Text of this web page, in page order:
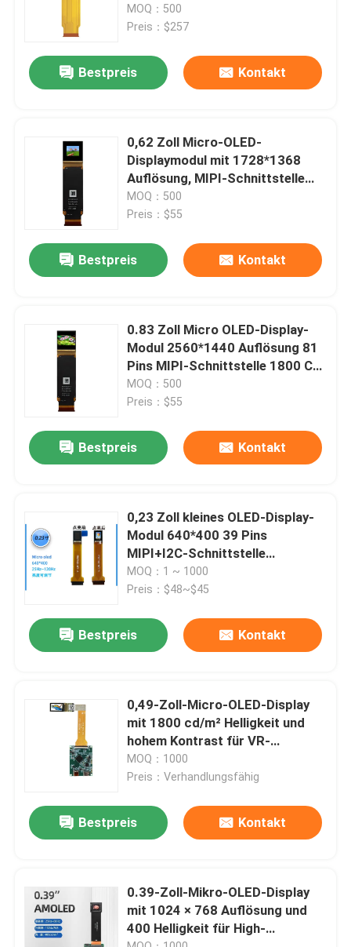
Produkte
VR-Show
Fabrik-Ausflug
Treten Sie mit uns in Verbindung
Fordern Sie ein Zitat
Anzeige LCD TFT
für eine optimale Anzeige
MOQ：500
Preis：$257
Bestpreis Kontakt
0,62 Zoll Micro-OLED-
Displaymodul mit 1728*1368
Auflösung, MIPI-Schnittstelle
und 1800 cd/m² Helligkeit
MOQ：500
Preis：$55
Bestpreis Kontakt
0.83 Zoll Micro OLED-Display-
Modul 2560*1440 Auflösung 81
Pins MIPI-Schnittstelle 1800 C/D
für eine optimale Anzeige
MOQ：500
Preis：$55
Bestpreis Kontakt
0,23 Zoll kleines OLED-Display-
Modul 640*400 39 Pins
MIPI+I2C-Schnittstelle
300~5000 cd/m²
MOQ：1 ~ 1000
Preis：$48~$45
Bestpreis Kontakt
0,49-Zoll-Micro-OLED-Display
mit 1800 cd/m² Helligkeit und
hohem Kontrast für VR-
Headsets
MOQ：1000
Preis：Verhandlungsfähig
Bestpreis Kontakt
0.39-Zoll-Mikro-OLED-Display
mit 1024 × 768 Auflösung und
400 Helligkeit für High-